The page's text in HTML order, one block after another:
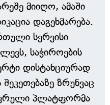
მიიღო, ამაში
დაგეხმარება.
სერვისი
საჭიროების
დისტანციურად
ზრუნვაც
პლატფორმა